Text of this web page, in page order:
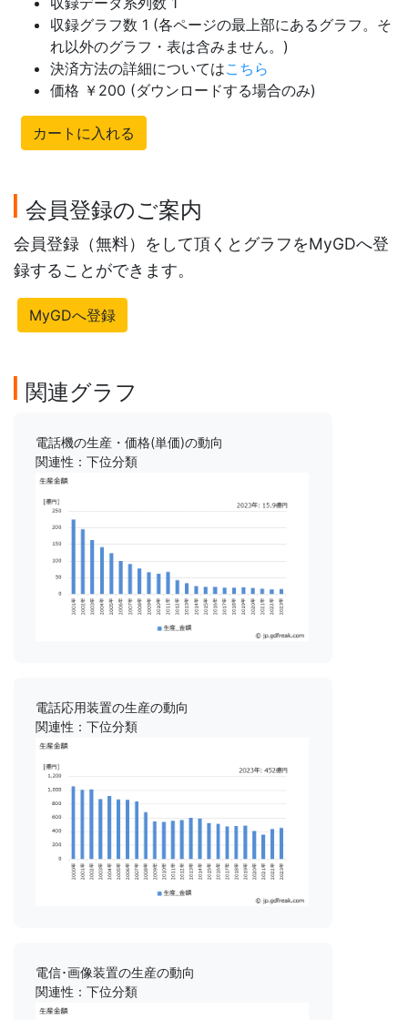
収録グラフ数 1 (各ページの最上部にあるグラフ。そ
れ以外のグラフ・表は含みません。)
決済方法の詳細についてはこちら
価格 ￥200 (ダウンロードする場合のみ)
カートに入れる
会員登録のご案内
会員登録（無料）をして頂くとグラフをMyGDへ登
録することができます。
MyGDへ登録
関連グラフ
電話機の生産・価格(単価)の動向
関連性：下位分類
電話応用装置の生産の動向
関連性：下位分類
電信･画像装置の生産の動向
関連性：下位分類